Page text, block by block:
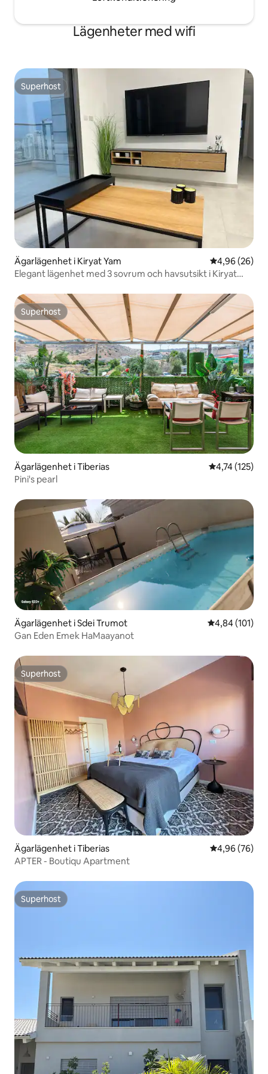
Lägenheter med wifi
Superhost
Superhost
Ägarlägenhet i Kiryat Yam 4,96 av 5 i
4,96 (26)
Elegant lägenhet med 3 sovrum och havsutsikt i Kiryat
Superhost
Superhost
Ägarlägenhet i Tiberias 4,74 av 5 i
4,74 (125)
Pini's pearl
Ägarlägenhet i Sdei Trumot 4,84 av 5 i
4,84 (101)
Gan Eden Emek HaMaayanot
Superhost
Superhost
Ägarlägenhet i Tiberias 4,96 av 5 i
4,96 (76)
APTER - Boutiqu Apartment
Superhost
Superhost